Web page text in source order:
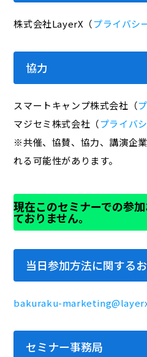
株式会社LayerX（プライバシ
協力
スマートキャンプ株式会社（
マジセミ株式会社（プライバ
※共催、協賛、協力、講演企
れる可能性があります。
現在このセミナーでの参
ておりません。
当日参加方法に関する
bakuraku-
セミナー事務局